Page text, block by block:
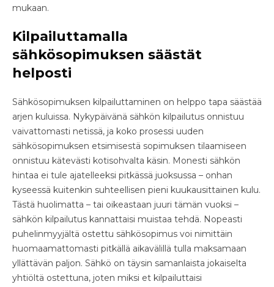
mukaan.
Kilpailuttamalla
sähkösopimuksen säästät
helposti
Sähkösopimuksen kilpailuttaminen on helppo tapa säästää
arjen kuluissa. Nykypäivänä sähkön kilpailutus onnistuu
vaivattomasti netissä, ja koko prosessi uuden
sähkösopimuksen etsimisestä sopimuksen tilaamiseen
onnistuu kätevästi kotisohvalta käsin. Monesti sähkön
hintaa ei tule ajatelleeksi pitkässä juoksussa – onhan
kyseessä kuitenkin suhteellisen pieni kuukausittainen kulu.
Tästä huolimatta – tai oikeastaan juuri tämän vuoksi –
sähkön kilpailutus kannattaisi muistaa tehdä. Nopeasti
puhelinmyyjältä ostettu sähkösopimus voi nimittäin
huomaamattomasti pitkällä aikavälillä tulla maksamaan
yllättävän paljon. Sähkö on täysin samanlaista jokaiselta
yhtiöltä ostettuna, joten miksi et kilpailuttaisi